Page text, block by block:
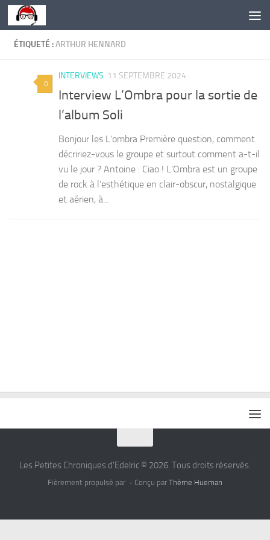
Skip to content
ÉTIQUETÉ :ARTHUR HENNARD
0
INTERVIEWS 11 SEPTEMBRE 2024
Interview L’Ombra pour la sortie de
l’album Soli
Bonjour les L’ombra Première question, comment
décririez-vous le groupe et surtout comment a-t-il
vu le jour ? Antoine : Ciao ! L’Ombra est un groupe
de rock à l’esthétique en clair-obscur, nostalgique
et aérien, à...
Les Petites Chroniques d'Edelric © 2026. Tous droits réservés.
Fièrement propulsé par - Conçu par Thème Hueman